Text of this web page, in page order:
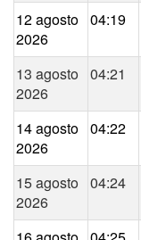
12 agosto
2026
04:19
13 agosto
2026
04:21
14 agosto
2026
04:22
15 agosto
2026
04:24